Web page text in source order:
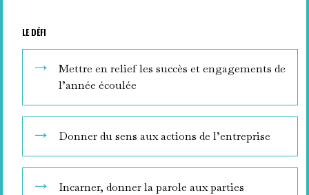
LE DÉFI
Mettre en relief les succès et engagements de
l’année écoulée
Donner du sens aux actions de l’entreprise
Incarner, donner la parole aux parties